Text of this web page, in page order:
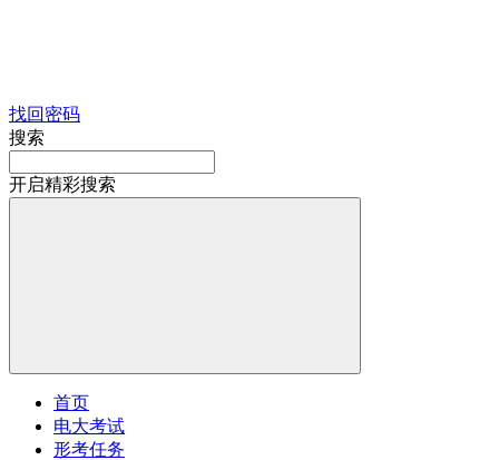
找回密码
搜索
开启精彩搜索
首页
电大考试
形考任务